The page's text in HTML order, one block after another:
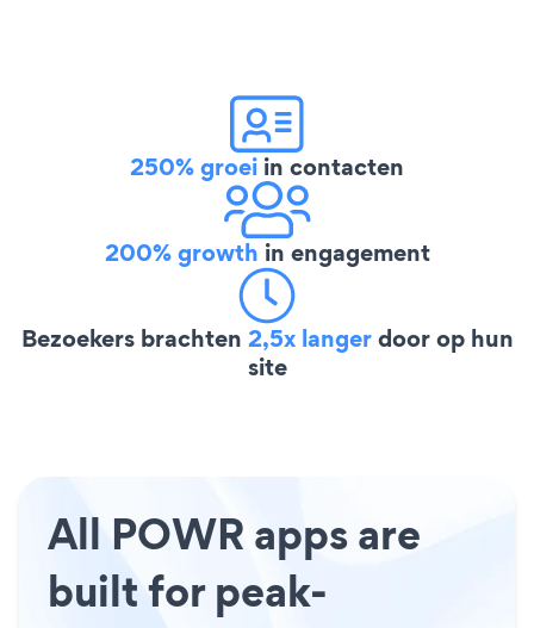
250% groei in contacten
200% growth in engagement
Bezoekers brachten 2,5x langerdoor op hun
site
All POWR apps are
built for peak-